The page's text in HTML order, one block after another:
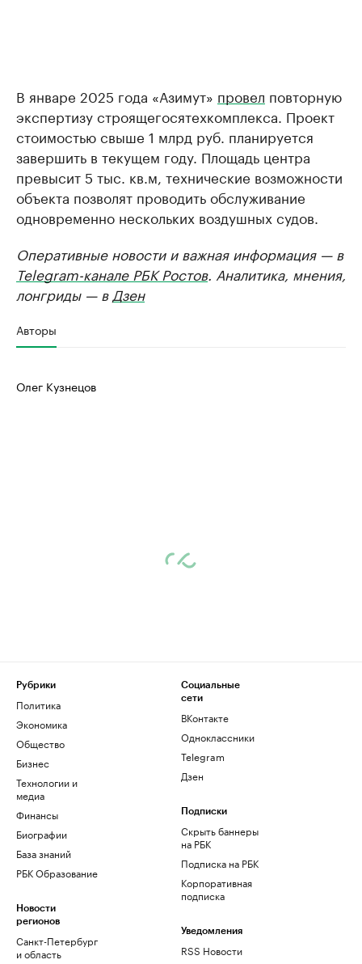
В январе 2025 года «Азимут» провел повторную
экспертизу строящегосятехкомплекса. Проект
стоимостью свыше 1 млрд руб. планируется
завершить в текущем году. Площадь центра
превысит 5 тыс. кв.м, технические возможности
объекта позволят проводить обслуживание
одновременно нескольких воздушных судов.
Оперативные новости и важная информация — в
Telegram-канале РБК Ростов. Аналитика, мнения,
лонгриды — в Дзен
Авторы
Олег Кузнецов
Рубрики
Политика
Экономика
Общество
Бизнес
Технологии и
медиа
Финансы
Биографии
База знаний
РБК Образование
Новости
регионов
Санкт-Петербург
и область
Социальные
сети
ВКонтакте
Одноклассники
Telegram
Дзен
Подписки
Скрыть баннеры
на РБК
Подписка на РБК
Корпоративная
подписка
Уведомления
RSS Новости